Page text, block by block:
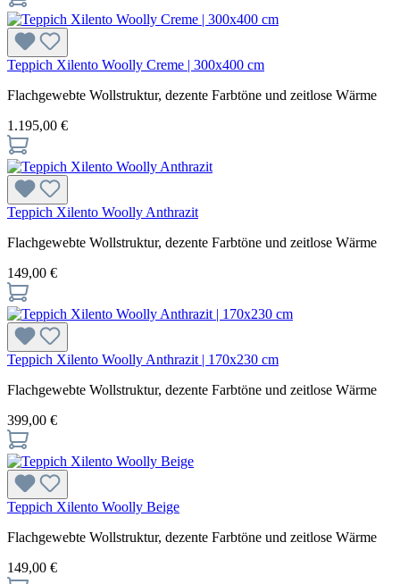
Teppich Xilento Woolly Creme | 300x400 cm
Flachgewebte Wollstruktur, dezente Farbtöne und zeitlose Wärme
1.195,00 €
Teppich Xilento Woolly Anthrazit
Flachgewebte Wollstruktur, dezente Farbtöne und zeitlose Wärme
149,00 €
Teppich Xilento Woolly Anthrazit | 170x230 cm
Flachgewebte Wollstruktur, dezente Farbtöne und zeitlose Wärme
399,00 €
Teppich Xilento Woolly Beige
Flachgewebte Wollstruktur, dezente Farbtöne und zeitlose Wärme
149,00 €